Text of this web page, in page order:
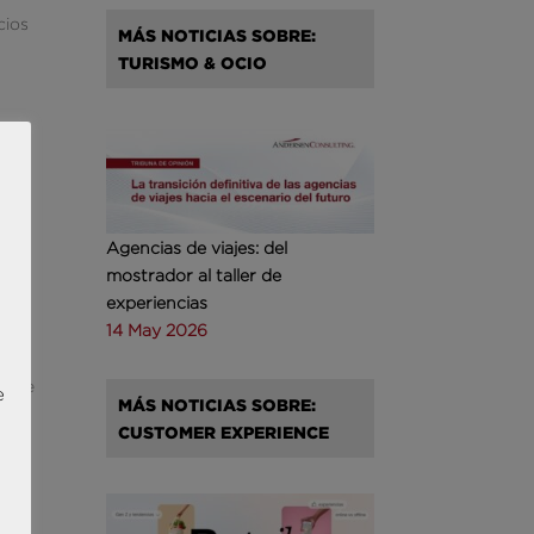
de
MÁS NOTICIAS SOBRE:
TURISMO & OCIO
Agencias de viajes: del
mostrador al taller de
experiencias
14 May 2026
MÁS NOTICIAS SOBRE:
CUSTOMER EXPERIENCE